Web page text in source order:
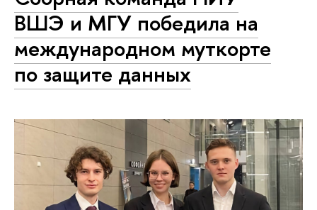
ВШЭ и МГУ победила на
международном муткорте
по защите данных